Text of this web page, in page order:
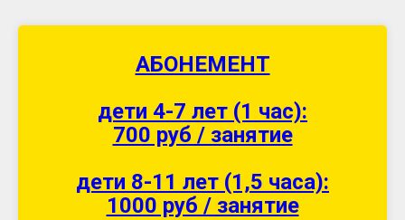
АБОНЕМЕНТ
дети 4-7 лет (1 час):
700 руб / занятие
дети 8-11 лет (1,5 часа):
1000 руб / занятие